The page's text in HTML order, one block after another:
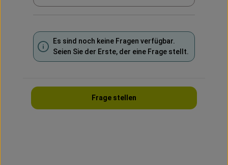
Es sind noch keine Fragen verfügbar.
Seien Sie der Erste, der eine Frage stellt.
Frage stellen